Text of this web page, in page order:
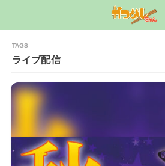
ライブ配信